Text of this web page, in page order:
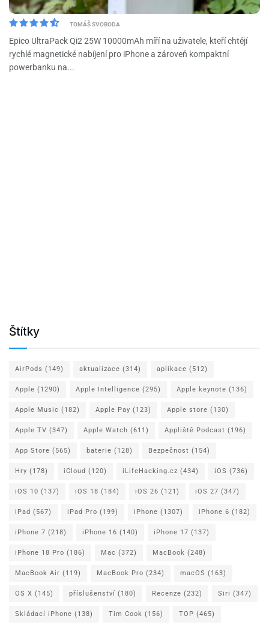
TOMÁŠ SVOBODA
Epico UltraPack Qi2 25W 10000mAh míří na uživatele, kteří chtějí
rychlé magnetické nabíjení pro iPhone a zároveň kompaktní
powerbanku na...
Štítky
AirPods (149) aktualizace (314) aplikace (512)
Apple (1290) Apple Intelligence (295) Apple keynote (136)
Apple Music (182) Apple Pay (123) Apple store (130)
Apple TV (347) Apple Watch (611) Appliště Podcast (196)
App Store (565) baterie (128) Bezpečnost (154)
Hry (178) iCloud (120) iLifeHacking.cz (434) iOS (736)
iOS 10 (137) iOS 18 (184) iOS 26 (121) iOS 27 (347)
iPad (567) iPad Pro (199) iPhone (1307) iPhone 6 (182)
iPhone 7 (218) iPhone 16 (140) iPhone 17 (137)
iPhone 18 Pro (186) Mac (372) MacBook (248)
MacBook Air (119) MacBook Pro (234) macOS (163)
OS X (145) příslušenství (180) Recenze (232) Siri (347)
Skládací iPhone (138) Tim Cook (156) TOP (465)